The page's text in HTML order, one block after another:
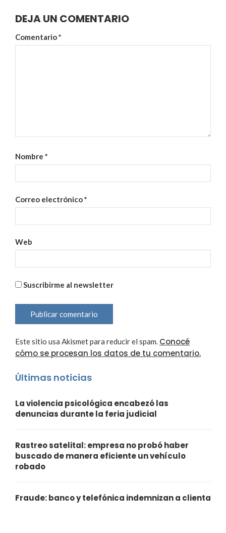
DEJA UN COMENTARIO
Comentario*
Nombre *
Correo electrónico*
Web
Suscribirme al newsletter
Este sitio usa Akismet para reducir el spam. Conocé
cómo se procesan los datos de tu comentario.
Últimas noticias
La violencia psicológica encabezó las
denuncias durante la feria judicial
Rastreo satelital: empresa no probó haber
buscado de manera eficiente un vehículo
robado
Fraude: banco y telefónica indemnizan a clienta